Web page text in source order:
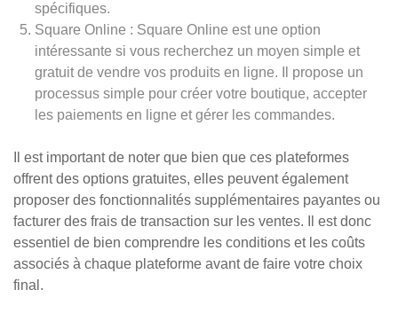
spécifiques.
Square Online : Square Online est une option
intéressante si vous recherchez un moyen simple et
gratuit de vendre vos produits en ligne. Il propose un
processus simple pour créer votre boutique, accepter
les paiements en ligne et gérer les commandes.
Il est important de noter que bien que ces plateformes
offrent des options gratuites, elles peuvent également
proposer des fonctionnalités supplémentaires payantes ou
facturer des frais de transaction sur les ventes. Il est donc
essentiel de bien comprendre les conditions et les coûts
associés à chaque plateforme avant de faire votre choix
final.